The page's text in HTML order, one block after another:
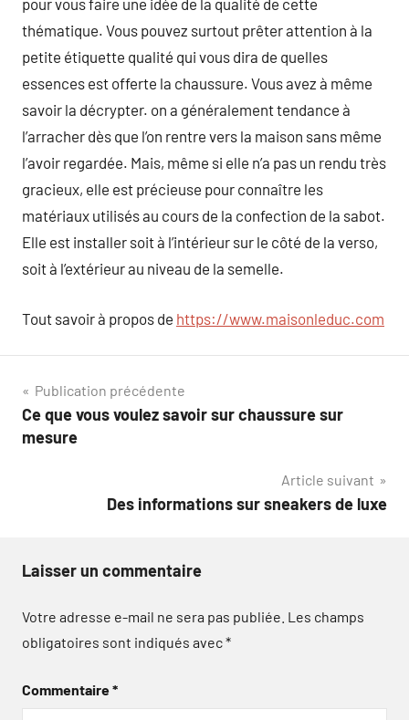
pour vous faire une idée de la qualité de cette
thématique. Vous pouvez surtout prêter attention à la
petite étiquette qualité qui vous dira de quelles
essences est offerte la chaussure. Vous avez à même
savoir la décrypter. on a généralement tendance à
l’arracher dès que l’on rentre vers la maison sans même
l’avoir regardée. Mais, même si elle n’a pas un rendu très
gracieux, elle est précieuse pour connaître les
matériaux utilisés au cours de la confection de la sabot.
Elle est installer soit à l’intérieur sur le côté de la verso,
soit à l’extérieur au niveau de la semelle.
Tout savoir à propos de https://www.maisonleduc.com
Navigation
de
Publication précédente
Ce que vous voulez savoir sur chaussure sur
mesure
Article suivant
Des informations sur sneakers de luxe
Laisser un commentaire
Votre adresse e-mail ne sera pas publiée. Les champs
obligatoires sont indiqués avec*
Commentaire*